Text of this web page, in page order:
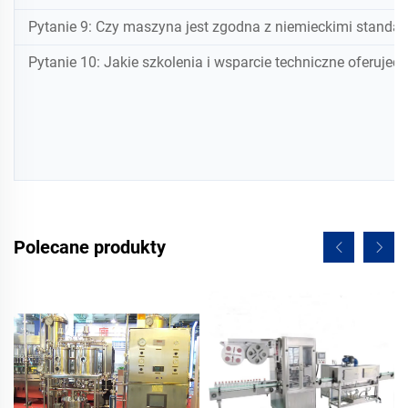
Pytanie 9: Czy maszyna jest zgodna z niemieckimi
Pytanie 10: Jakie szkolenia i wsparcie techniczne
Polecane produkty